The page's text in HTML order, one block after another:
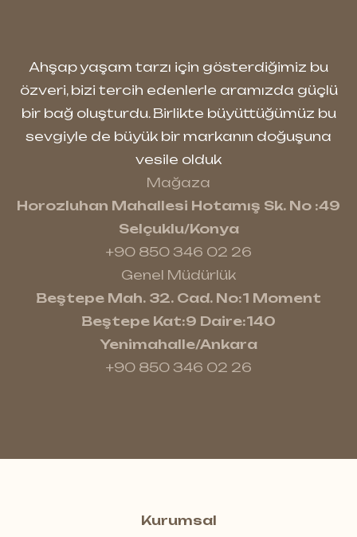
Ahşap yaşam tarzı için gösterdiğimiz bu
özveri, bizi tercih edenlerle aramızda güçlü
bir bağ oluşturdu. Birlikte büyüttüğümüz bu
sevgiyle de büyük bir markanın doğuşuna
vesile olduk
Mağaza
Horozluhan Mahallesi Hotamış Sk. No :49
Selçuklu/Konya
+90 850 346 02 26
Genel Müdürlük
Beştepe Mah. 32. Cad. No:1 Moment
Beştepe Kat:9 Daire:140
Yenimahalle/Ankara
+90 850 346 02 26
Kurumsal